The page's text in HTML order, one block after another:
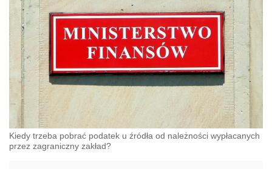
Kiedy trzeba pobrać podatek u źródła od należności wypłacanych
przez zagraniczny zakład?